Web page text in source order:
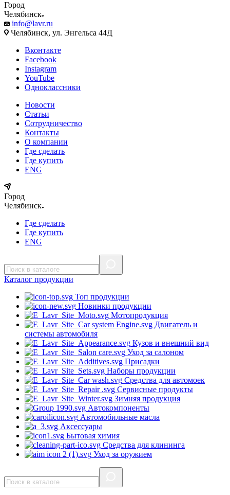
Город
Челябинск
info@lavr.ru
Челябинск, ул. Энгельса 44Д
Вконтакте
Facebook
Instagram
YouTube
Одноклассники
Новости
Статьи
Сотрудничество
Контакты
О компании
Где сделать
Где купить
ENG
Город
Челябинск
Где сделать
Где купить
ENG
Каталог продукции
Топ продукции
Новинки продукции
Мотопродукция
Двигатель и
системы автомобиля
Кузов и внешний вид
Уход за салоном
Присадки
Наборы продукции
Средства для автомоек
Сервисные продукты
Зимняя продукция
Автокомпоненты
Автомобильные масла
Аксессуары
Бытовая химия
Средства для клининга
Уход за оружием